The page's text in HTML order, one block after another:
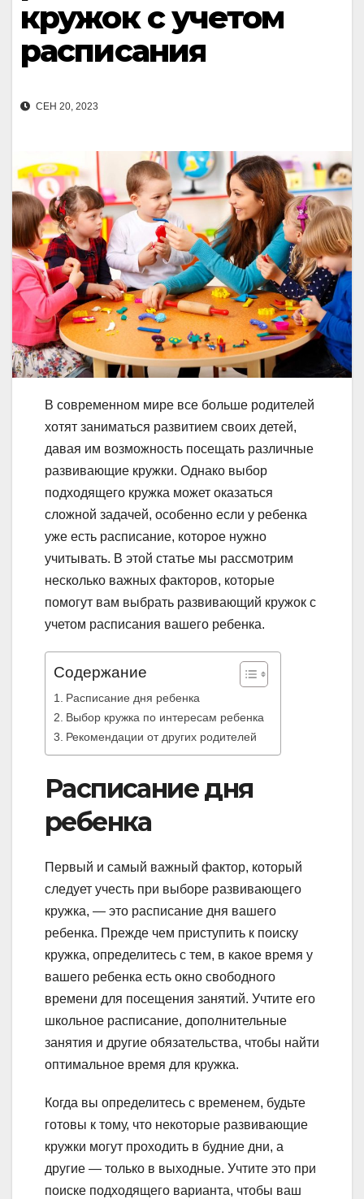
кружок с учетом
расписания
СЕН 20, 2023
В современном мире все больше родителей
хотят заниматься развитием своих детей,
давая им возможность посещать различные
развивающие кружки. Однако выбор
подходящего кружка может оказаться
сложной задачей, особенно если у ребенка
уже есть расписание, которое нужно
учитывать. В этой статье мы рассмотрим
несколько важных факторов, которые
помогут вам выбрать развивающий кружок с
учетом расписания вашего ребенка.
Содержание
Расписание дня ребенка
Выбор кружка по интересам ребенка
Рекомендации от других родителей
Расписание дня
ребенка
Первый и самый важный фактор, который
следует учесть при выборе развивающего
кружка, — это расписание дня вашего
ребенка. Прежде чем приступить к поиску
кружка, определитесь с тем, в какое время у
вашего ребенка есть окно свободного
времени для посещения занятий. Учтите его
школьное расписание, дополнительные
занятия и другие обязательства, чтобы найти
оптимальное время для кружка.
Когда вы определитесь с временем, будьте
готовы к тому, что некоторые развивающие
кружки могут проходить в будние дни, а
другие — только в выходные. Учтите это при
поиске подходящего варианта, чтобы ваш